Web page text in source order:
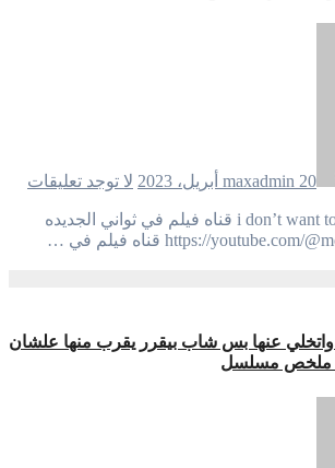
maxadmin 20 أبريل، 2023 لا توجد تعليقات
https://youtube.com/@movie_in_second_max قناه فيلم في …
واتخلي عنها بس شاب بيقرر يقرب منها علشان
ملخص مسلسل